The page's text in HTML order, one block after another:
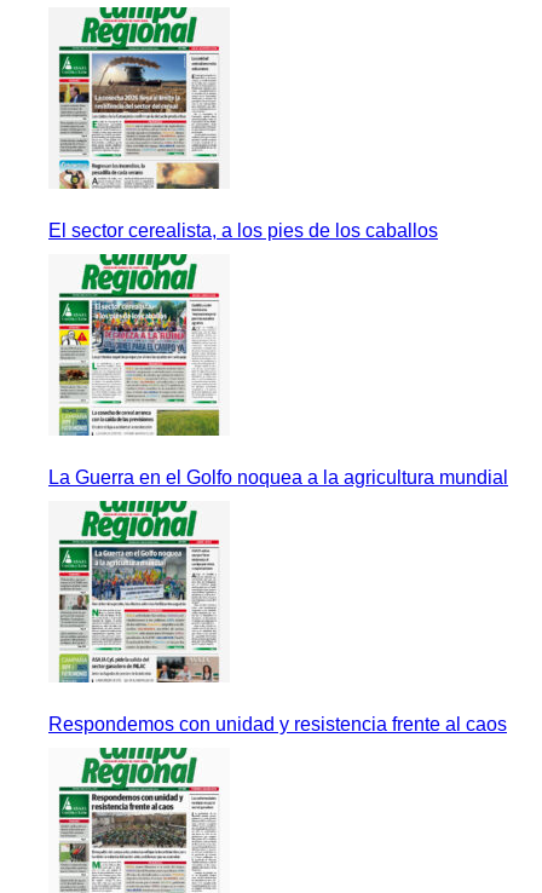
El sector cerealista, a los pies de los caballos
La Guerra en el Golfo noquea a la agricultura mundial
Respondemos con unidad y resistencia frente al caos